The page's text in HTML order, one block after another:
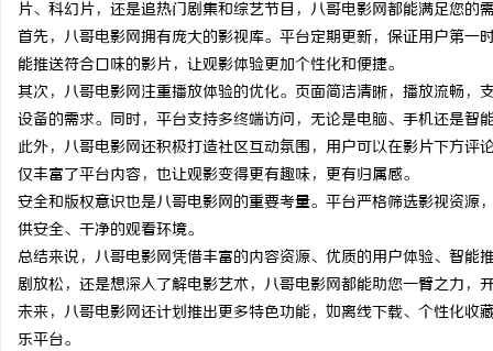
片、科幻片，还是追热门剧集和综艺节目，八哥电影网都能满足您的
首先，八哥电影网拥有庞大的影视库。平台定期更新，保证用户第
能推送符合口味的影片，让观影体验更加个性化和便捷。
其次，八哥电影网注重播放体验的优化。页面简洁清晰，播放流畅
设备的需求。同时，平台支持多终端访问，无论是电脑、手机还是智
此外，八哥电影网还积极打造社区互动氛围，用户可以在影片下方
仅丰富了平台内容，也让观影变得更有趣味，更有归属感。
安全和版权意识也是八哥电影网的重要考量。平台严格筛选影视资
供安全、干净的观看环境。
总结来说，八哥电影网凭借丰富的内容资源、优质的用户体验、智
剧放松，还是想深入了解电影艺术，八哥电影网都能助您一臂之力，
未来，八哥电影网还计划推出更多特色功能，如离线下载、个性化
乐平台。